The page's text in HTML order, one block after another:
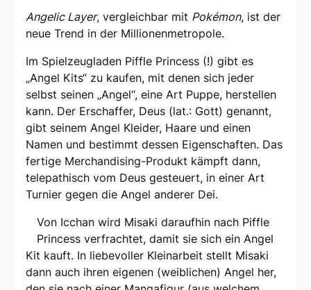
Angelic Layer, vergleichbar mit Pokémon, ist der
neue Trend in der Millionenmetropole.
Im Spielzeugladen Piffle Princess (!) gibt es
„Angel Kits“ zu kaufen, mit denen sich jeder
selbst seinen „Angel“, eine Art Puppe, herstellen
kann. Der Erschaffer, Deus (lat.: Gott) genannt,
gibt seinem Angel Kleider, Haare und einen
Namen und bestimmt dessen Eigenschaften. Das
fertige Merchandising-Produkt kämpft dann,
telepathisch vom Deus gesteuert, in einer Art
Turnier gegen die Angel anderer Dei.
Von Icchan wird Misaki daraufhin nach Piffle
Princess verfrachtet, damit sie sich ein Angel
Kit kauft. In liebevoller Kleinarbeit stellt Misaki
dann auch ihren eigenen (weiblichen) Angel her,